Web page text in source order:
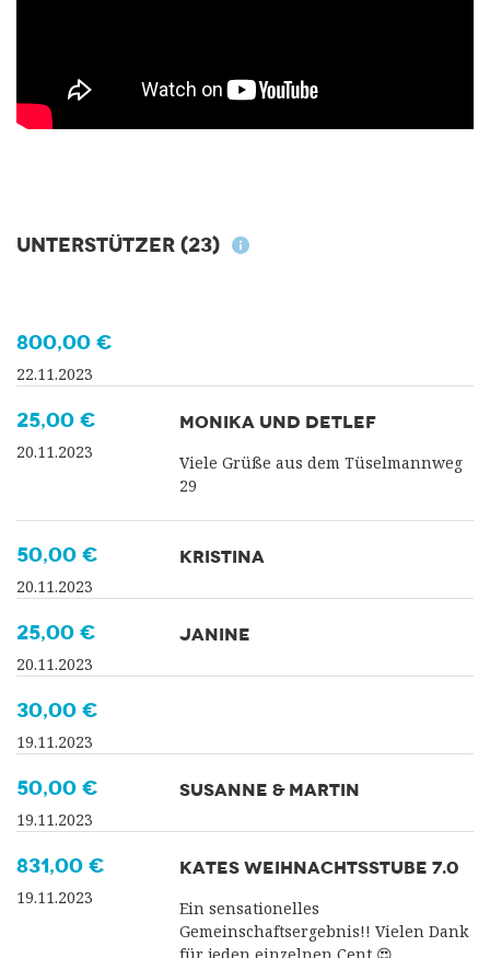
Unterstützer (23)
800,00 €
22.11.2023
25,00 €
20.11.2023
MONIKA UND DETLEF
Viele Grüße aus dem Tüselmannweg
29
50,00 €
20.11.2023
KRISTINA
25,00 €
20.11.2023
JANINE
30,00 €
19.11.2023
50,00 €
19.11.2023
SUSANNE & MARTIN
831,00 €
19.11.2023
KATES WEIHNACHTSSTUBE 7.0
Ein sensationelles
Gemeinschaftsergebnis!! Vielen Dank